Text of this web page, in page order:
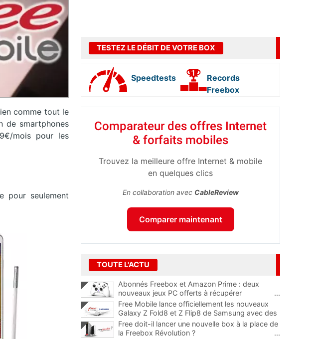
comme tout le
de smartphones
mois pour les
pour seulement
TESTEZ LE DÉBIT DE VOTRE BOX
Speedtests
Records
Freebox
Comparateur des offres Internet
& forfaits mobiles
Trouvez la meilleure offre Internet & mobile
en quelques clics
En collaboration avec CableReview
Comparer maintenant
TOUTE L'ACTU
Abonnés Freebox et Amazon Prime : deux
nouveaux jeux PC offerts à récupérer
...
Free Mobile lance officiellement les nouveaux
Galaxy Z Fold8 et Z Flip8 de Samsung avec des
promos et des cadeaux
...
Free doit-il lancer une nouvelle box à la place de
la Freebox Révolution ?
...